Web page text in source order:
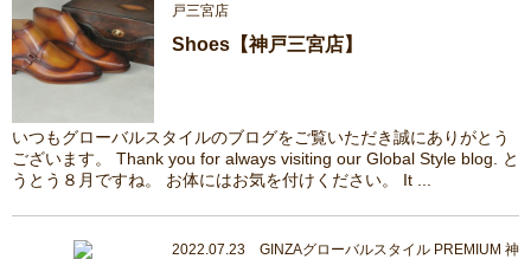
戸三宮店
Shoes【神戸三宮店】
いつもグローバルスタイルのブログをご覧いただき誠にありがとう
ございます。 Thank you for always visiting our Global Style blog. と
うとう８月ですね。 お体にはお気を付けください。 It ...
2022.07.23 GINZAグローバルスタイル PREMIUM 神